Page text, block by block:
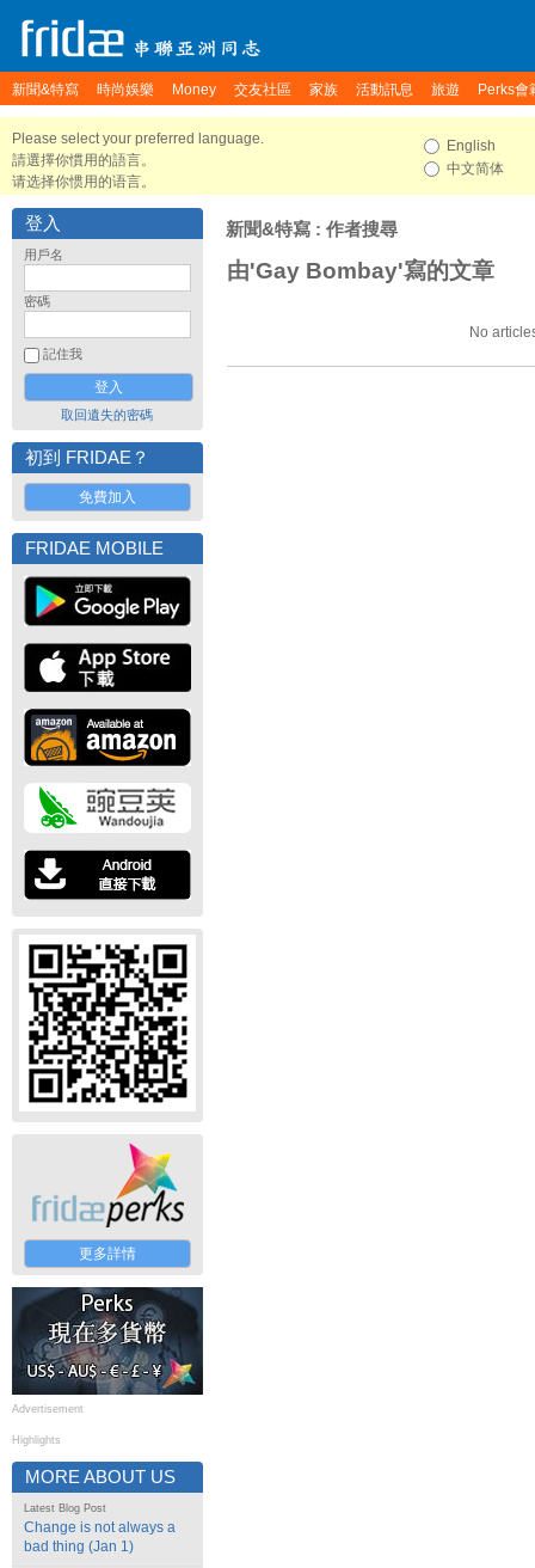
新聞&特寫 時尚娛樂 Money 交友社區 家族 活動訊息 旅遊 Perks會
Please select your preferred language.
請選擇你慣用的語言。
请选择你惯用的语言。
English
中文简体
登入
用戶名
密碼
記住我
取回遺失的密碼
初到 FRIDAE？
免費加入
FRIDAE MOBILE
更多詳情
Advertisement
Highlights
MORE ABOUT US
Latest Blog Post
Change is not always a
bad thing (Jan 1)
新聞&特寫 : 作者搜尋
由'Gay Bombay'寫的文章
No